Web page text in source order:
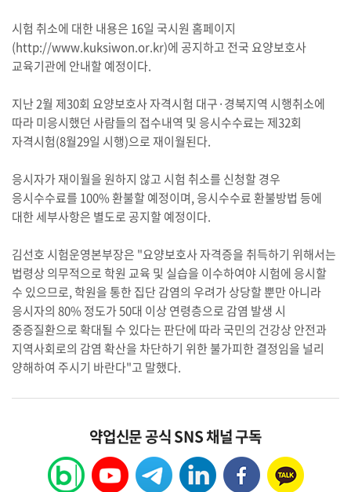
시험 취소에 대한 내용은 16일 국시원 홈페이지
(http://www.kuksiwon.or.kr)에 공지하고 전국 요양보호사
교육기관에 안내할 예정이다.
지난 2월 제30회 요양보호사 자격시험 대구·경북지역 시행취소에
따라 미응시했던 사람들의 접수내역 및 응시수수료는 제32회
자격시험(8월29일 시행)으로 재이월된다.
응시자가 재이월을 원하지 않고 시험 취소를 신청할 경우
응시수수료를 100% 환불할 예정이며, 응시수수료 환불방법 등에
대한 세부사항은 별도로 공지할 예정이다.
김선호 시험운영본부장은 "요양보호사 자격증을 취득하기 위해서는
법령상 의무적으로 학원 교육 및 실습을 이수하여야 시험에 응시할
수 있으므로, 학원을 통한 집단 감염의 우려가 상당할 뿐만 아니라
응시자의 80% 정도가 50대 이상 연령층으로 감염 발생 시
중증질환으로 확대될 수 있다는 판단에 따라 국민의 건강상 안전과
지역사회로의 감염 확산을 차단하기 위한 불가피한 결정임을 널리
양해하여 주시기 바란다"고 말했다.
약업신문 공식 SNS 채널 구독